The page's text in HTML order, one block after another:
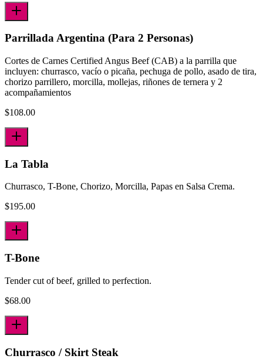
Parrillada Argentina (Para 2 Personas)
Cortes de Carnes Certified Angus Beef (CAB) a la parrilla que
incluyen: churrasco, vacío o picaña, pechuga de pollo, asado de tira,
chorizo parrillero, morcilla, mollejas, riñones de ternera y 2
acompañamientos
$108.00
La Tabla
Churrasco, T-Bone, Chorizo, Morcilla, Papas en Salsa Crema.
$195.00
T-Bone
Tender cut of beef, grilled to perfection.
$68.00
Churrasco / Skirt Steak